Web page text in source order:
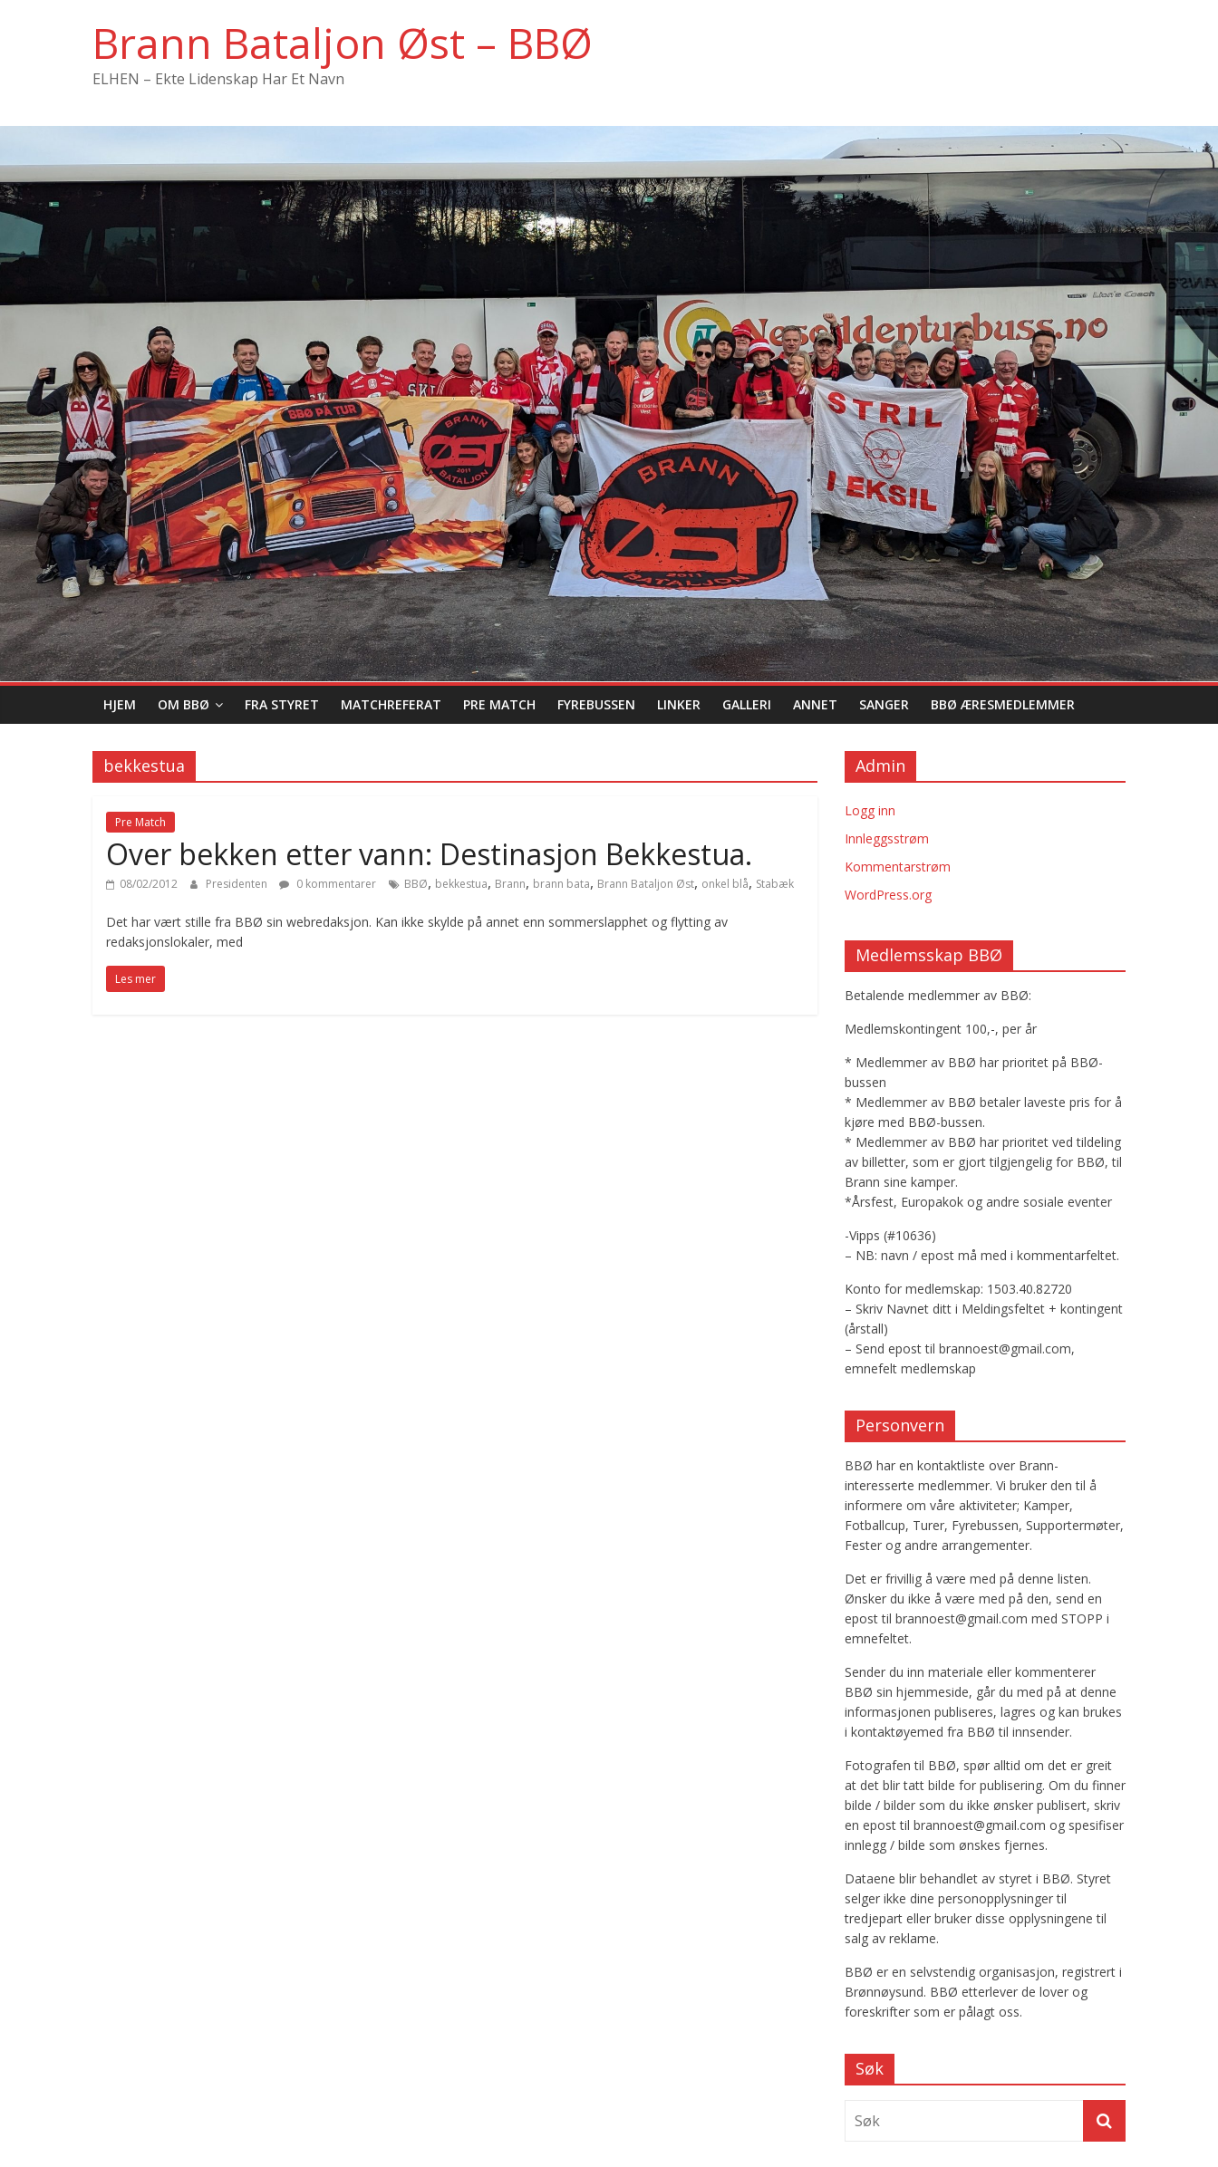
Brann Bataljon Øst – BBØ
ELHEN – Ekte Lidenskap Har Et Navn
HJEM OM BBØ FRA STYRET MATCHREFERAT PRE MATCH FYREBUSSEN LINKER GALLERI ANNET SANGER BBØ ÆRESMEDLEMMER
bekkestua
Pre Match
Over bekken etter vann: Destinasjon Bekkestua.
08/02/2012 Presidenten 0 kommentarer BBØ, bekkestua, Brann, brann bata, Brann Bataljon Øst, onkel blå, Stabæk
Det har vært stille fra BBØ sin webredaksjon. Kan ikke skylde på annet enn sommerslapphet og flytting av
redaksjonslokaler, med
Les mer
Admin
Logg inn
Innleggsstrøm
Kommentarstrøm
WordPress.org
Medlemsskap BBØ
Betalende medlemmer av BBØ:
Medlemskontingent 100,-, per år
* Medlemmer av BBØ har prioritet på BBØ-
bussen
* Medlemmer av BBØ betaler laveste pris for å
kjøre med BBØ-bussen.
* Medlemmer av BBØ har prioritet ved tildeling
av billetter, som er gjort tilgjengelig for BBØ, til
Brann sine kamper.
*Årsfest, Europakok og andre sosiale eventer
-Vipps (#10636)
– NB: navn / epost må med i kommentarfeltet.
Konto for medlemskap: 1503.40.82720
– Skriv Navnet ditt i Meldingsfeltet + kontingent
(årstall)
– Send epost til brannoest@gmail.com,
emnefelt medlemskap
Personvern
BBØ har en kontaktliste over Brann-
interesserte medlemmer. Vi bruker den til å
informere om våre aktiviteter; Kamper,
Fotballcup, Turer, Fyrebussen, Supportermøter,
Fester og andre arrangementer.
Det er frivillig å være med på denne listen.
Ønsker du ikke å være med på den, send en
epost til brannoest@gmail.com med STOPP i
emnefeltet.
Sender du inn materiale eller kommenterer
BBØ sin hjemmeside, går du med på at denne
informasjonen publiseres, lagres og kan brukes
i kontaktøyemed fra BBØ til innsender.
Fotografen til BBØ, spør alltid om det er greit
at det blir tatt bilde for publisering. Om du finner
bilde / bilder som du ikke ønsker publisert, skriv
en epost til brannoest@gmail.com og spesifiser
innlegg / bilde som ønskes fjernes.
Dataene blir behandlet av styret i BBØ. Styret
selger ikke dine personopplysninger til
tredjepart eller bruker disse opplysningene til
salg av reklame.
BBØ er en selvstendig organisasjon, registrert i
Brønnøysund. BBØ etterlever de lover og
foreskrifter som er pålagt oss.
Søk